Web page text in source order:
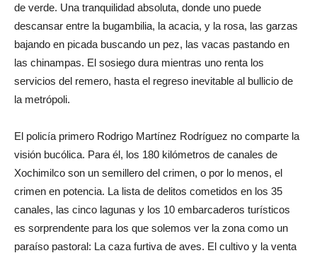
de verde. Una tranquilidad absoluta, donde uno puede
descansar entre la bugambilia, la acacia, y la rosa, las garzas
bajando en picada buscando un pez, las vacas pastando en
las chinampas. El sosiego dura mientras uno renta los
servicios del remero, hasta el regreso inevitable al bullicio de
la metrópoli.
El policía primero Rodrigo Martínez Rodríguez no comparte la
visión bucólica. Para él, los 180 kilómetros de canales de
Xochimilco son un semillero del crimen, o por lo menos, el
crimen en potencia. La lista de delitos cometidos en los 35
canales, las cinco lagunas y los 10 embarcaderos turísticos
es sorprendente para los que solemos ver la zona como un
paraíso pastoral: La caza furtiva de aves. El cultivo y la venta